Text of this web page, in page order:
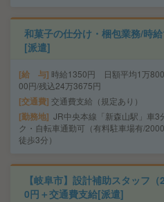
和菓子の仕分け・梱包業務/時
[派遣]
給 与 時給1350円 日額平均1万
00円/残込24万3675円
交通費 交通費支給（規定あり）
勤務地 JR中央本線「新森山駅」車
ク・自転車通勤可（有料駐車場有/
徒歩3分）
【岐阜市】設計補助スタッフ
0円＋交通費支給[派遣]